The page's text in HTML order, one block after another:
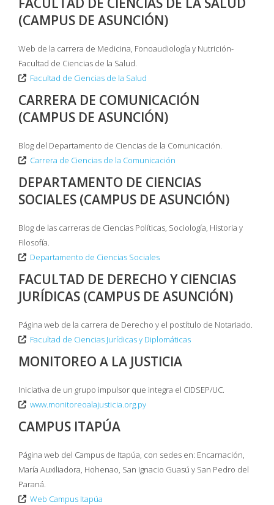
(CAMPUS DE ASUNCIÓN)
Web de la carrera de Medicina, Fonoaudiología y Nutrición-
Facultad de Ciencias de la Salud.
Facultad de Ciencias de la Salud
CARRERA DE COMUNICACIÓN
(CAMPUS DE ASUNCIÓN)
Blog del Departamento de Ciencias de la Comunicación.
Carrera de Ciencias de la Comunicación
DEPARTAMENTO DE CIENCIAS
SOCIALES (CAMPUS DE ASUNCIÓN)
Blog de las carreras de Ciencias Políticas, Sociología, Historia y
Filosofía.
Departamento de Ciencias Sociales
FACULTAD DE DERECHO Y CIENCIAS
JURÍDICAS (CAMPUS DE ASUNCIÓN)
Página web de la carrera de Derecho y el postítulo de Notariado.
Facultad de Ciencias Jurídicas y Diplomáticas
MONITOREO A LA JUSTICIA
Iniciativa de un grupo impulsor que integra el CIDSEP/UC.
www.monitoreoalajusticia.org.py
CAMPUS ITAPÚA
Página web del Campus de Itapúa, con sedes en: Encarnación,
María Auxiliadora, Hohenao, San Ignacio Guasú y San Pedro del
Paraná.
Web Campus Itapúa